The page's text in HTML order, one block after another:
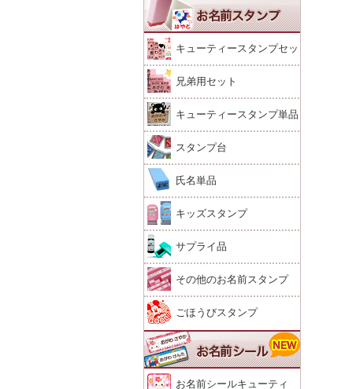
キューティースタンプセッ
ト 兄弟用セット
キューティースタンプ単品
スタンプ台
氏名単品
キッズスタンプ
サプライ品
その他のお名前スタンプ
ごほうびスタンプ
お名前シールキューティ